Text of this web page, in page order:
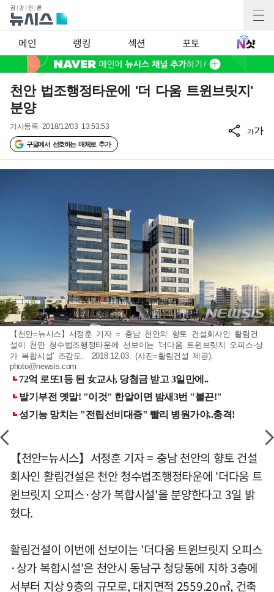
메인 랭킹 섹션 포토
천안 법조행정타운에 '더 다움 트윈브릿지'
분양
기사등록 2018/12/03 13:53:53
구글에서 선호하는 매체로 추가
가가
【천안=뉴시스】서정훈 기자 = 충남 천안의 향토 건설회사인 활림건
설이 천안 청수법조행정타운에 선보이는 '더다움 트윈브릿지 오피스·상
가 복합시설' 조감도. 2018.12.03. (사진=활림건설 제공).
photo@newsis.com
【천안=뉴시스】서정훈 기자 = 충남 천안의 향토 건설
회사인 활림건설은 천안 청수법조행정타운에 '더다움 트
윈브릿지 오피스·상가 복합시설'을 분양한다고 3일 밝
혔다.
활림건설이 이번에 선보이는 '더다움 트윈브릿지 오피스
·상가 복합시설'은 천안시 동남구 청당동에 지하 3층에
서부터 지상 9층의 규모로, 대지면적 2559.20㎡, 건축